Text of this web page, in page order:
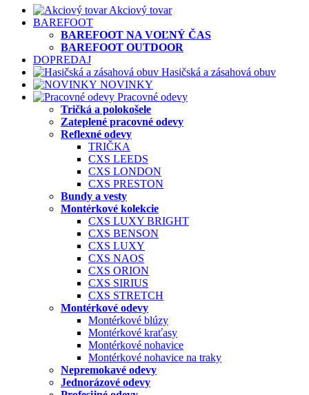
Akciový tovar
BAREFOOT
BAREFOOT NA VOĽNÝ ČAS
BAREFOOT OUTDOOR
DOPREDAJ
Hasičská a zásahová obuv
NOVINKY
Pracovné odevy
Tričká a polokošele
Zateplené pracovné odevy
Reflexné odevy
TRIČKA
CXS LEEDS
CXS LONDON
CXS PRESTON
Bundy a vesty
Montérkové kolekcie
CXS LUXY BRIGHT
CXS BENSON
CXS LUXY
CXS NAOS
CXS ORION
CXS SIRIUS
CXS STRETCH
Montérkové odevy
Montérkové blúzy
Montérkové kraťasy
Montérkové nohavice
Montérkové nohavice na traky
Nepremokavé odevy
Jednorázové odevy